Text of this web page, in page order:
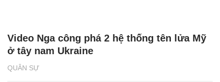
QUÂN SỰ
Video Nga công phá 2 hệ thống tên lửa Mỹ
ở tây nam Ukraine